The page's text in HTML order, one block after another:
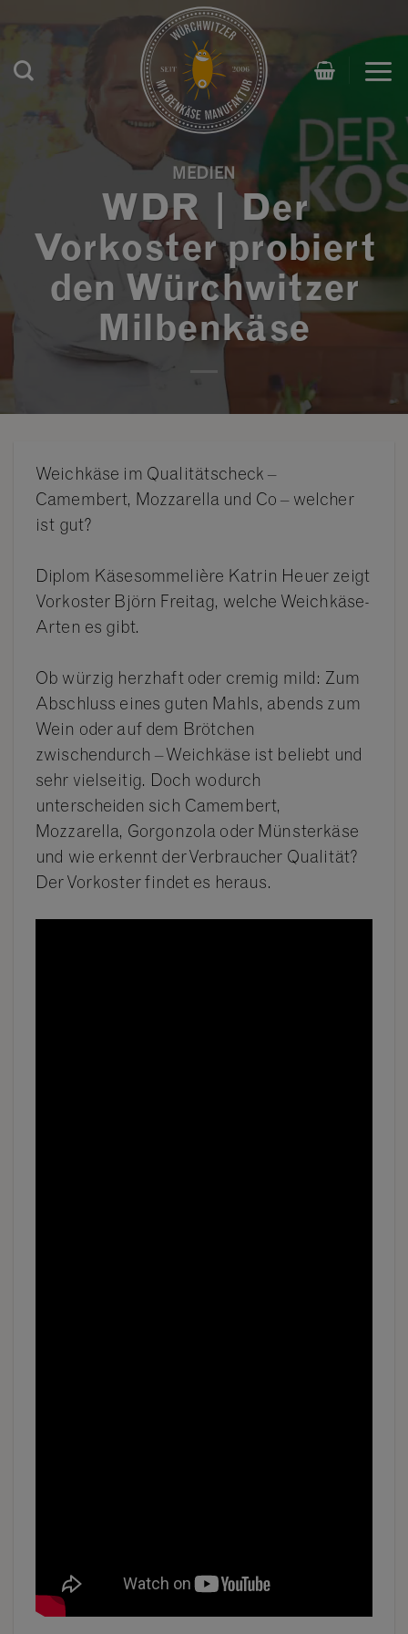
MEDIEN
WDR | Der
Vorkoster probiert
den Würchwitzer
Milbenkäse
Weichkäse im Qualitätscheck –
Camembert, Mozzarella und Co – welcher
ist gut?
Diplom Käsesommelière Katrin Heuer zeigt
Vorkoster Björn Freitag, welche Weichkäse-
Arten es gibt.
Ob würzig herzhaft oder cremig mild: Zum
Abschluss eines guten Mahls, abends zum
Wein oder auf dem Brötchen
zwischendurch – Weichkäse ist beliebt und
sehr vielseitig. Doch wodurch
unterscheiden sich Camembert,
Mozzarella, Gorgonzola oder Münsterkäse
und wie erkennt der Verbraucher Qualität?
Der Vorkoster findet es heraus.